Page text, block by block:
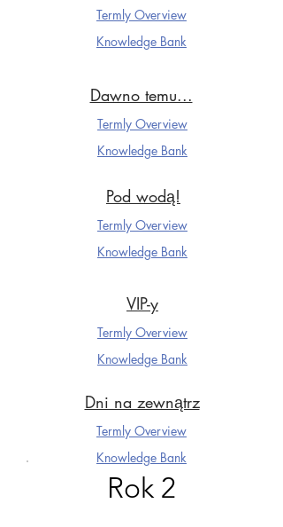
Rok 2
Termly Overview
Knowledge Bank
Dawno temu...
Termly Overview
Knowledge Bank
Pod wodą!
Termly Overview
Knowledge Bank
VIP-y
Termly Overview
Knowledge Bank
Dni na zewnątrz
Termly Overview
Knowledge Bank